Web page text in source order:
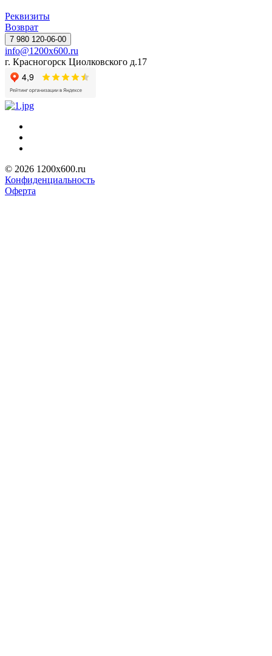
Реквизиты
Возврат
7 980 120-06-00
info@1200x600.ru
г. Красногорск Циолковского д.17
© 2026 1200x600.ru
Конфиденциальность
Оферта